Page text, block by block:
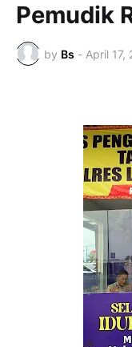
Pemudik
by Bs - April 17,